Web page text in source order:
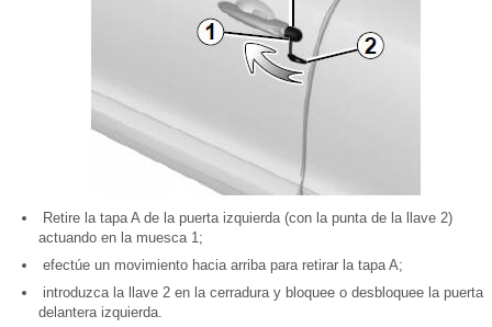
Retire la tapa A de la puerta izquierda (con la punta de la llave 2)
actuando en la muesca 1;
efectúe un movimiento hacia arriba para retirar la tapa A;
introduzca la llave 2 en la cerradura y bloquee o desbloquee la puerta
delantera izquierda.